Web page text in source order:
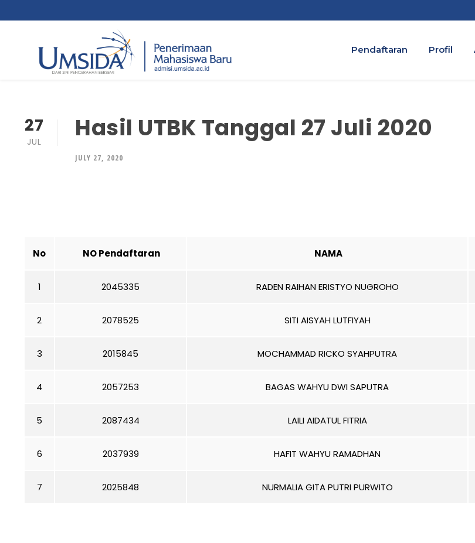
Pendaftaran Profil
27
JUL Hasil UTBK Tanggal 27 Juli 2020
JULY 27, 2020
No NO Pendaftaran NAMA
1 2045335 RADEN RAIHAN ERISTYO NUGROHO
2 2078525 SITI AISYAH LUTFIYAH
3 2015845 MOCHAMMAD RICKO SYAHPUTRA
4 2057253 BAGAS WAHYU DWI SAPUTRA
5 2087434 LAILI AIDATUL FITRIA
6 2037939 HAFIT WAHYU RAMADHAN
7 2025848 NURMALIA GITA PUTRI PURWITO